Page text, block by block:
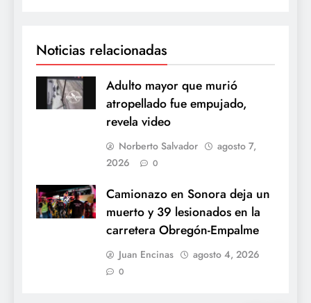
Noticias relacionadas
Adulto mayor que murió
atropellado fue empujado,
revela video
Norberto Salvador
agosto 7,
2026
0
Camionazo en Sonora deja un
muerto y 39 lesionados en la
carretera Obregón-Empalme
Juan Encinas agosto 4, 2026
0